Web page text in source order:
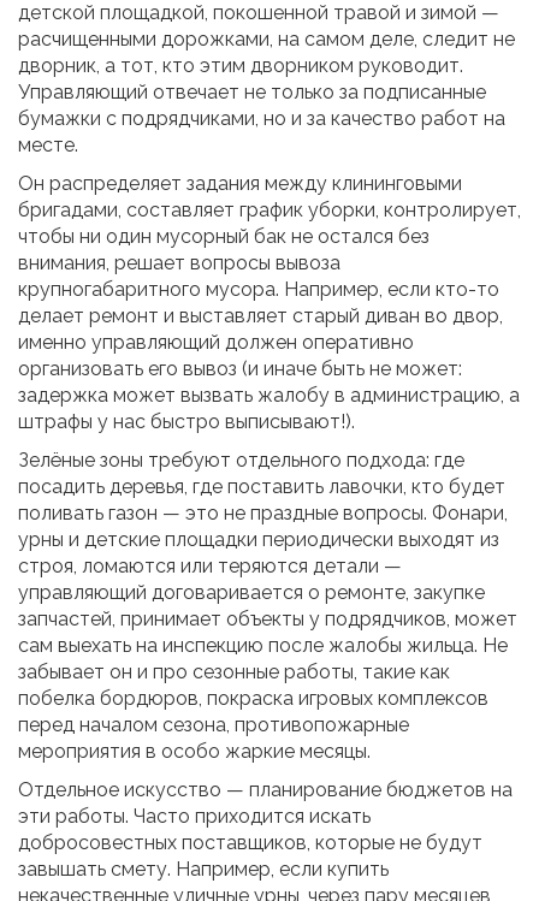
детской площадкой, покошенной травой и зимой —
расчищенными дорожками, на самом деле, следит не
дворник, а тот, кто этим дворником руководит.
Управляющий отвечает не только за подписанные
бумажки с подрядчиками, но и за качество работ на
месте.
Он распределяет задания между клининговыми
бригадами, составляет график уборки, контролирует,
чтобы ни один мусорный бак не остался без
внимания, решает вопросы вывоза
крупногабаритного мусора. Например, если кто-то
делает ремонт и выставляет старый диван во двор,
именно управляющий должен оперативно
организовать его вывоз (и иначе быть не может:
задержка может вызвать жалобу в администрацию, а
штрафы у нас быстро выписывают!).
Зелёные зоны требуют отдельного подхода: где
посадить деревья, где поставить лавочки, кто будет
поливать газон — это не праздные вопросы. Фонари,
урны и детские площадки периодически выходят из
строя, ломаются или теряются детали —
управляющий договаривается о ремонте, закупке
запчастей, принимает объекты у подрядчиков, может
сам выехать на инспекцию после жалобы жильца. Не
забывает он и про сезонные работы, такие как
побелка бордюров, покраска игровых комплексов
перед началом сезона, противопожарные
мероприятия в особо жаркие месяцы.
Отдельное искусство — планирование бюджетов на
эти работы. Часто приходится искать
добросовестных поставщиков, которые не будут
завышать смету. Например, если купить
некачественные уличные урны, через пару месяцев